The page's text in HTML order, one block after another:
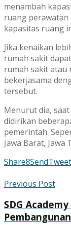
menambah
ruang perawatan
kapasitas ruang
Jika kenaikan
rumah sakit
rumah sakit atau
bekerjasama
tersebut.
Menurut dia,
didirikan
pemerintah.
Jawa Barat, Jawa
Share8SendTweet
Previous Post
SDG